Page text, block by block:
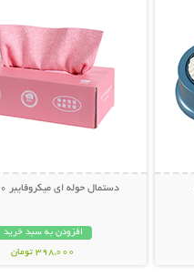
دستمال حوله ای میکروفایبر 20 عددی
افزودن به سبد خرید
398,000 تومان